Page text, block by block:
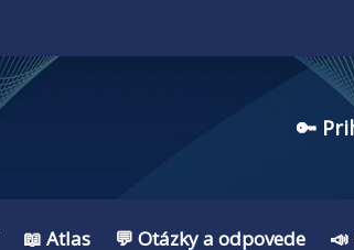
🔑
📖 Atlas 💬 Otázky a odpovede